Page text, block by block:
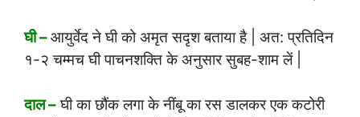
घी –आयुर्वेद ने घी को अमृत सदृश बताया है | अत: प्रतिदिन
१-२ चम्मच घी पाचनशक्ति के अनुसार सुबह-शाम लें |
दाल –घी का छौंक लगा के नींबू का रस डालकर एक कटोरी